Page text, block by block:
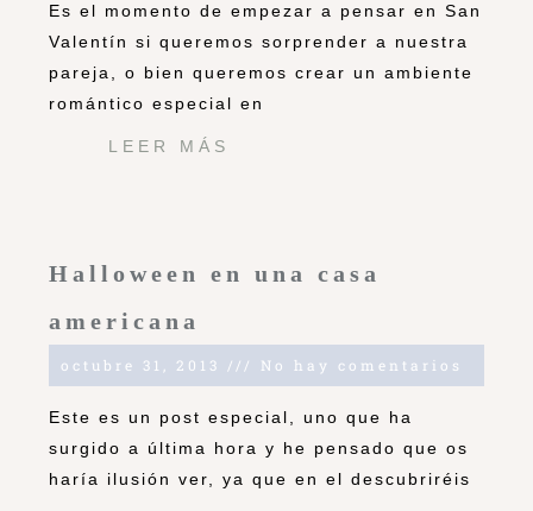
Es el momento de empezar a pensar en San
Valentín si queremos sorprender a nuestra
pareja, o bien queremos crear un ambiente
romántico especial en
LEER MÁS
Halloween en una casa
americana
octubre 31, 2013 No hay comentarios
Este es un post especial, uno que ha
surgido a última hora y he pensado que os
haría ilusión ver, ya que en el descubriréis